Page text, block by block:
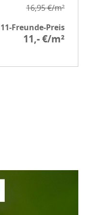
16,95 €/m²
11-Freunde-Preis
11,- €/m²